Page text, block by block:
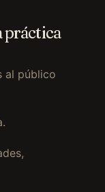
práctica
al público